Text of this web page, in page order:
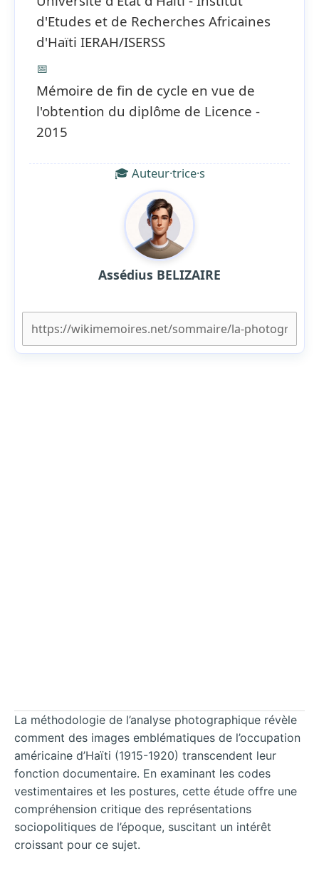
d'Etudes et de Recherches Africaines
d'Haïti IERAH/ISERSS
📅
Mémoire de fin de cycle en vue de
l'obtention du diplôme de Licence -
2015
🎓 Auteur·trice·s
Assédius BELIZAIRE
La méthodologie de l’analyse photographique révèle
comment des images emblématiques de l’occupation
américaine d’Haïti (1915-1920) transcendent leur
fonction documentaire. En examinant les codes
vestimentaires et les postures, cette étude offre une
compréhension critique des représentations
sociopolitiques de l’époque, suscitant un intérêt
croissant pour ce sujet.